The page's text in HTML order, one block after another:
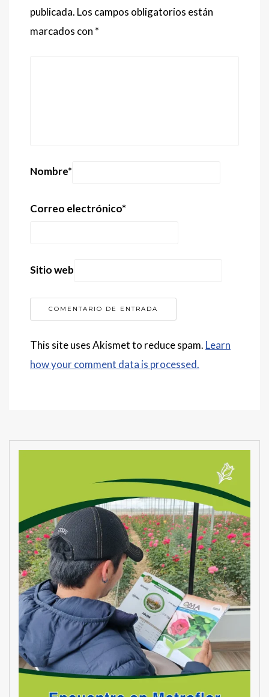
publicada. Los campos obligatorios están
marcados con *
Nombre*
Correo electrónico*
Sitio web
This site uses Akismet to reduce spam. Learn
how your comment data is processed.